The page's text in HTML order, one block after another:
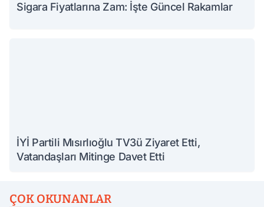
Sigara Fiyatlarına Zam: İşte Güncel Rakamlar
İYİ Partili Mısırlıoğlu TV3ü Ziyaret Etti,
Vatandaşları Mitinge Davet Etti
ÇOK OKUNANLAR